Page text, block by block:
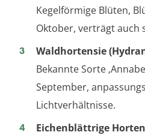
Kegelförmige Blüten,
Oktober, verträgt auch
Waldhortensie
Bekannte Sorte
September,
Lichtverhältnisse.
Eichenblättrige